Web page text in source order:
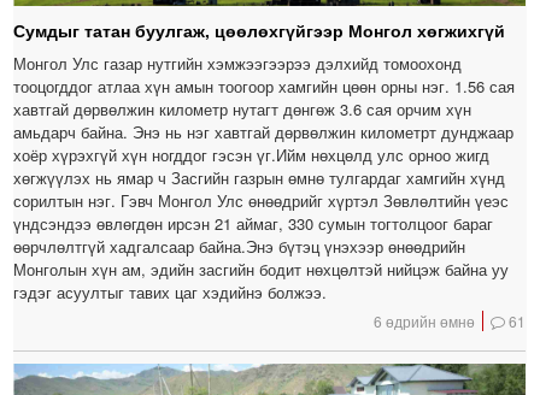
Сумдыг татан буулгаж, цөөлөхгүйгээр Монгол хөгжихгүй
Монгол Улс газар нутгийн хэмжээгээрээ дэлхийд томоохонд
тооцогддог атлаа хүн амын тоогоор хамгийн цөөн орны нэг. 1.56 сая
хавтгай дөрвөлжин километр нутагт дөнгөж 3.6 сая орчим хүн
амьдарч байна. Энэ нь нэг хавтгай дөрвөлжин километрт дунджаар
хоёр хүрэхгүй хүн ногддог гэсэн үг.Ийм нөхцөлд улс орноо жигд
хөгжүүлэх нь ямар ч Засгийн газрын өмнө тулгардаг хамгийн хүнд
сорилтын нэг. Гэвч Монгол Улс өнөөдрийг хүртэл Зөвлөлтийн үеэс
үндсэндээ өвлөгдөн ирсэн 21 аймаг, 330 сумын тогтолцоог бараг
өөрчлөлтгүй хадгалсаар байна.Энэ бүтэц үнэхээр өнөөдрийн
Монголын хүн ам, эдийн засгийн бодит нөхцөлтэй нийцэж байна уу
гэдэг асуултыг тавих цаг хэдийнэ болжээ.
6 өдрийн өмнө 61